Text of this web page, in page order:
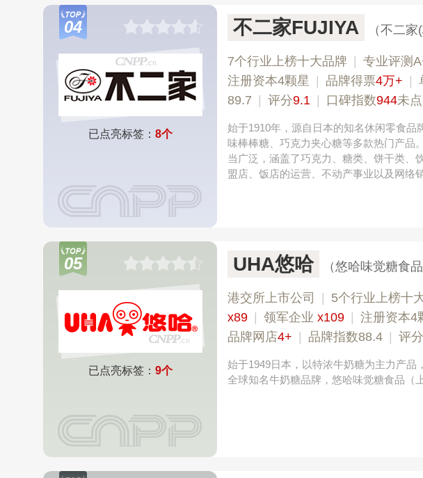
04
已点亮标签： 8个
不二家FUJIYA （不二
7个行业上榜十大品牌 专业评测
注册资本4颗星
品牌得票4万+
89.7
评分9.1 口碑指数944未
始于1910年，源自日本的知名休闲零食
味棒棒糖、巧克力夹心糖等多款热门产品
当广泛，涵盖了巧克力、糖类、饼干类、
盟店、饭店的运营、不动产事业以及网络
05
已点亮标签： 9个
UHA悠哈 （悠哈味觉糖食
港交所上市公司 5个行业上榜十
x89
领军企业 x109 注册资本4
品牌网店4+ 品牌指数88.4 评分
始于1949日本，以特浓牛奶糖为主力产品
全球知名牛奶糖品牌，悠哈味觉糖食品（